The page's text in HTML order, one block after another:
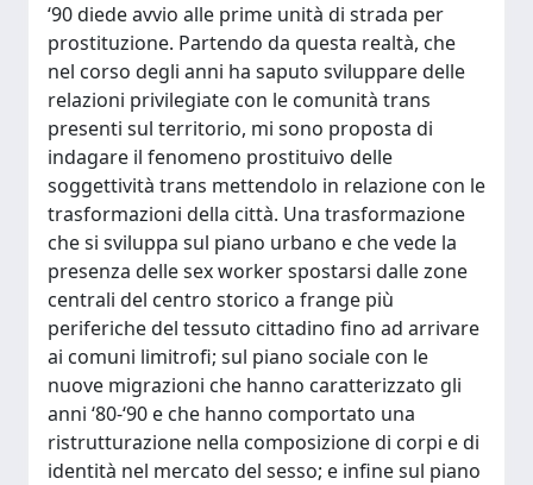
‘90 diede avvio alle prime unità di strada per
prostituzione. Partendo da questa realtà, che
nel corso degli anni ha saputo sviluppare delle
relazioni privilegiate con le comunità trans
presenti sul territorio, mi sono proposta di
indagare il fenomeno prostituivo delle
soggettività trans mettendolo in relazione con le
trasformazioni della città. Una trasformazione
che si sviluppa sul piano urbano e che vede la
presenza delle sex worker spostarsi dalle zone
centrali del centro storico a frange più
periferiche del tessuto cittadino fino ad arrivare
ai comuni limitrofi; sul piano sociale con le
nuove migrazioni che hanno caratterizzato gli
anni ‘80-‘90 e che hanno comportato una
ristrutturazione nella composizione di corpi e di
identità nel mercato del sesso; e infine sul piano